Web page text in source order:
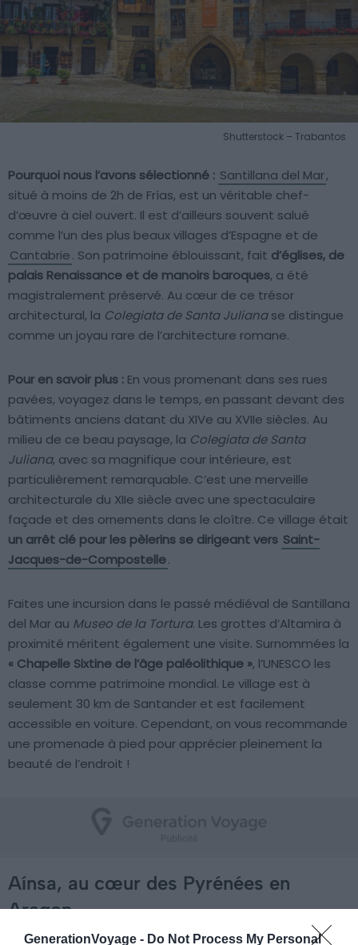
GenerationVoyage - Do Not Process My Personal
Shutterstock – Trabantos
Pourquoi nous l’avons sélectionné : Santillana del Mar,
situé à moins de 2h de Frías, est un véritable chef-
d’œuvre à ciel ouvert. Il est d’ailleurs souvent salué
comme l’un des plus beaux villages d’Espagne et de
Cantabrie. Son patrimoine éblouissant, fait d’églises, de
palais Renaissance et de manoirs baroques, a été
magistralement préservé. Au cœur de ce trésor
architectural, la Colegiata de Santa Julianase distingue
comme un joyau rare de l’architecture romane.
Pour en savoir plus : En vous promenant dans ses rues
pavées, voyagez dans le temps, en passant devant des
bâtiments anciens datant du XIVe au XVIIe siècles. Au
milieu de ce beau paysage, la Colegiata de Santa
Juliana, avec sa magnifique cour intérieure, est
particulièrement remarquable. C’est une merveille
architecturale du XIIe siècle avec une spectaculaire
façade et des ornements dans le cloître. Ce village était
un arrêt clé pour les pèlerins se dirigeant vers Saint-
Jacques-de-Compostelle.
Faites une incursion dans le passé médiéval de Santillana
del Mar au Museo de la Tortura. Les grottes d’Altamira à
proximité méritent également une visite. Surnommées la
« Chapelle Sixtine de l’âge paléolithique », l’UNESCO les
classe comme patrimoine mondial. Le village est à
seulement 30 km de Santander et est facilement
accessible en voiture. Cependant, on vous recommande
une promenade à pied pour apprécier pleinement la
beauté de l’endroit !
Aínsa, au cœur des Pyrénées en
Aragon